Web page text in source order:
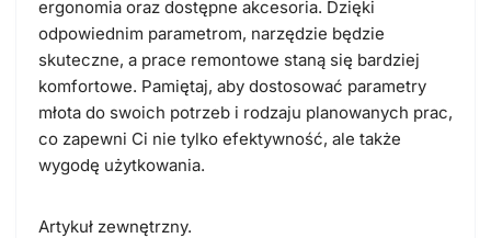
ergonomia oraz dostępne akcesoria. Dzięki
odpowiednim parametrom, narzędzie będzie
skuteczne, a prace remontowe staną się bardziej
komfortowe. Pamiętaj, aby dostosować parametry
młota do swoich potrzeb i rodzaju planowanych prac,
co zapewni Ci nie tylko efektywność, ale także
wygodę użytkowania.
Artykuł zewnętrzny.